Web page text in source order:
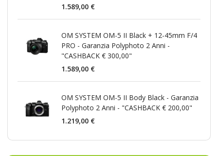
1.589,00 €
OM SYSTEM OM-5 II Black + 12-45mm F/4
PRO - Garanzia Polyphoto 2 Anni -
"CASHBACK € 300,00"
1.589,00 €
OM SYSTEM OM-5 II Body Black - Garanzia
Polyphoto 2 Anni - "CASHBACK € 200,00"
1.219,00 €